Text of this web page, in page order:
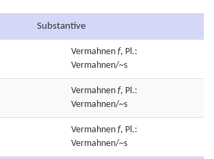
Substantive
Vermahnen f, Pl.:
Vermahnen/~s
Vermahnen f, Pl.:
Vermahnen/~s
Vermahnen f, Pl.:
Vermahnen/~s